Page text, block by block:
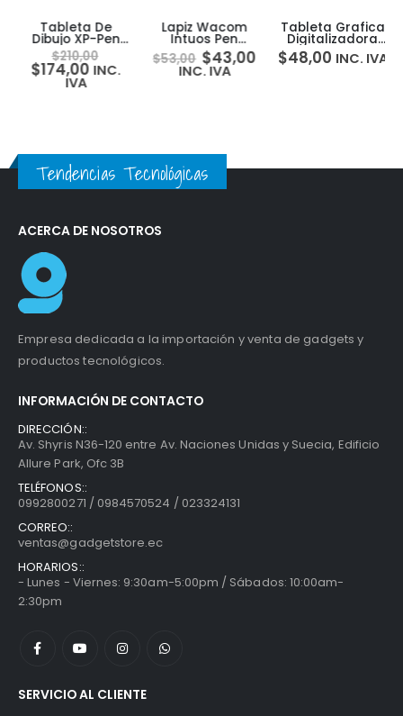
Tableta De
Dibujo XP-Pen
Deco Pro MW
2Gen BT +
Keydial ACK05
$210,00
$174,00 INC.
IVA
Lapiz Wacom
Intuos Pen
Lp190k Para
Intuos Creative
Pen
$53,00 $43,00
INC. IVA
Tableta Grafica
Digitalizadora
One By Wacom
Small Ctl-472
$48,00 INC. IVA
Tendencias Tecnológicas
ACERCA DE NOSOTROS
Empresa dedicada a la importación y venta de gadgets y
productos tecnológicos.
INFORMACIÓN DE CONTACTO
DIRECCIÓN::
Av. Shyris N36-120 entre Av. Naciones Unidas y Suecia, Edificio
Allure Park, Ofc 3B
TELÉFONOS::
0992800271 / 0984570524 / 023324131
CORREO::
ventas@gadgetstore.ec
HORARIOS::
- Lunes - Viernes: 9:30am-5:00pm / Sábados: 10:00am-
2:30pm
SERVICIO AL CLIENTE